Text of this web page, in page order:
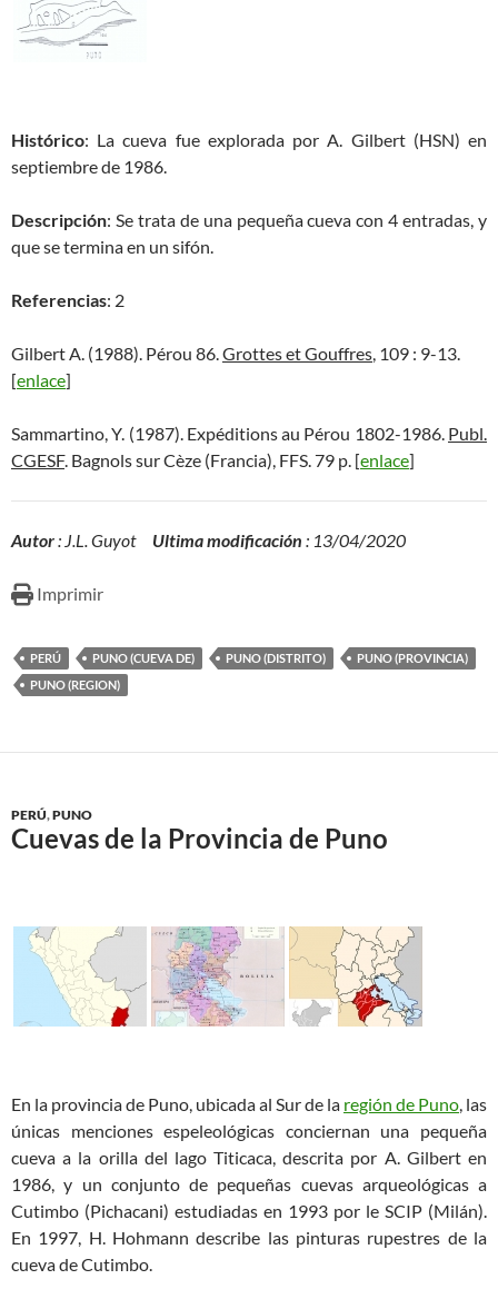
Histórico: La cueva fue explorada por A. Gilbert (HSN) en
septiembre de 1986.
Descripción: Se trata de una pequeña cueva con 4 entradas, y
que se termina en un sifón.
Referencias: 2
Gilbert A. (1988). Pérou 86.Grottes et Gouffres, 109 : 9-13.
[enlace]
Sammartino, Y. (1987). Expéditions au Pérou 1802-1986. Publ.
CGESF. Bagnols sur Cèze (Francia), FFS. 79 p. [enlace]
Autor: J.L. Guyot Ultima modificación : 13/04/2020
Imprimir
PERÚ PUNO (CUEVA DE) PUNO (DISTRITO)
PUNO (PROVINCIA)
PUNO (REGION)
PERÚ,PUNO
Cuevas de la Provincia de Puno
En la provincia de Puno, ubicada al Sur de la región de Puno, las
únicas menciones espeleológicas conciernan una pequeña
cueva a la orilla del lago Titicaca, descrita por A. Gilbert en
1986, y un conjunto de pequeñas cuevas arqueológicas a
Cutimbo (Pichacani) estudiadas en 1993 por le SCIP (Milán).
En 1997, H. Hohmann describe las pinturas rupestres de la
cueva de Cutimbo.